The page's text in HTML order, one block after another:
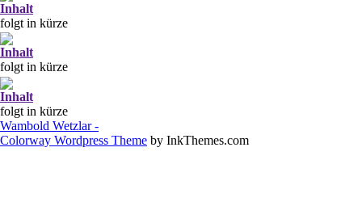
Inhalt
folgt in kürze
Inhalt
folgt in kürze
Inhalt
folgt in kürze
Wambold Wetzlar -
Colorway Wordpress Theme by InkThemes.com